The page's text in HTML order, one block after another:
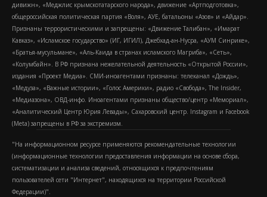
дивижн», «Меджлис крымскотатарского народа», движение «Артподготовка»,
общероссийская политическая партия «Воля», АУЕ, батальоны «Азов» и «Айдар».
Признаны террористическими и запрещены: «Движение Талибан», «Имарат
Кавказ», «Исламское государство» (ИГ, ИГИЛ), Джебхад-ан-Нусра, «АУМ Синрике»,
«Братья-мусульмане», «Аль-Каида в странах исламского Магриба», «Сеть»,
«Колумбайн». В РФ признана нежелательной деятельность «Открытой России»,
издания «Проект Медиа». СМИ-иноагентами признаны: телеканал «Дождь»,
«Медуза», «Важные истории», «Голос Америки», радио «Свобода», The Insider,
«Медиазона», ОВД-инфо. Иноагентами признаны общество/центр «Мемориал»,
«Аналитический Центр Юрия Левады», Сахаровский центр. Instagram и Facebook
(Metа) запрещены в РФ за экстремизм.
"На информационном ресурсе применяются рекомендательные технологии
(информационные технологии предоставления информации на основе сбора,
систематизации и анализа сведений, относящихся к предпочтениям
пользователей сети "Интернет", находящихся на территории Российской
Федерации)".